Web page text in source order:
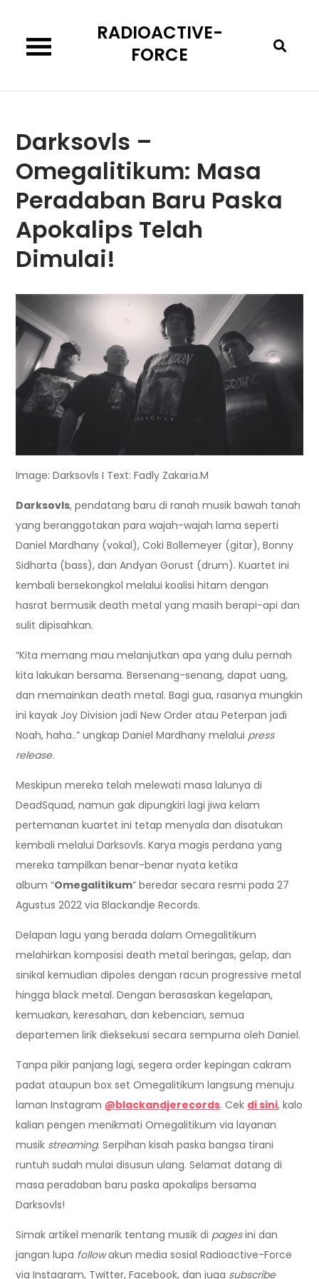
content
RADIOACTIVE-
FORCE
Darksovls –
Omegalitikum: Masa
Peradaban Baru Paska
Apokalips Telah
Dimulai!
Image: Darksovls I Text: Fadly Zakaria.M
Darksovls, pendatang baru di ranah musik bawah tanah
yang beranggotakan para wajah-wajah lama seperti
Daniel Mardhany (vokal), Coki Bollemeyer (gitar), Bonny
Sidharta (bass), dan Andyan Gorust (drum). Kuartet ini
kembali bersekongkol melalui koalisi hitam dengan
hasrat bermusik death metal yang masih berapi-api dan
sulit dipisahkan.
“Kita memang mau melanjutkan apa yang dulu pernah
kita lakukan bersama. Bersenang-senang, dapat uang,
dan memainkan death metal. Bagi gua, rasanya mungkin
ini kayak Joy Division jadi New Order atau Peterpan jadi
Noah, haha..” ungkap Daniel Mardhany melalui press
release.
Meskipun mereka telah melewati masa lalunya di
DeadSquad, namun gak dipungkiri lagi jiwa kelam
pertemanan kuartet ini tetap menyala dan disatukan
kembali melalui Darksovls. Karya magis perdana yang
mereka tampilkan benar-benar nyata ketika
album “Omegalitikum” beredar secara resmi pada 27
Agustus 2022 via Blackandje Records.
Delapan lagu yang berada dalam Omegalitikum
melahirkan komposisi death metal beringas, gelap, dan
sinikal kemudian dipoles dengan racun progressive metal
hingga black metal. Dengan berasaskan kegelapan,
kemuakan, keresahan, dan kebencian, semua
departemen lirik dieksekusi secara sempurna oleh Daniel.
Tanpa pikir panjang lagi, segera order kepingan cakram
padat ataupun box set Omegalitikum langsung menuju
laman Instagram @blackandjerecords. Cek di sini, kalo
kalian pengen menikmati Omegalitikum via layanan
musik streaming. Serpihan kisah paska bangsa tirani
runtuh sudah mulai disusun ulang. Selamat datang di
masa peradaban baru paska apokalips bersama
Darksovls!
Simak artikel menarik tentang musik di pagesini dan
jangan lupa followakun media sosial Radioactive-Force
via Instagram, Twitter, Facebook, dan juga subscribe